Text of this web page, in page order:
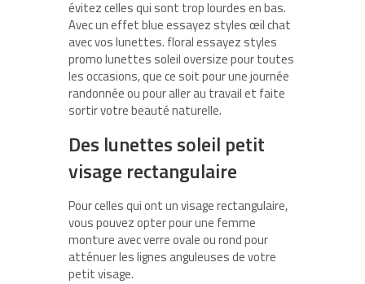
évitez celles qui sont trop lourdes en bas.
Avec un effet blue essayez styles œil chat
avec vos lunettes. floral essayez styles
promo lunettes soleil oversize pour toutes
les occasions, que ce soit pour une journée
randonnée ou pour aller au travail et faite
sortir votre beauté naturelle.
Des lunettes soleil petit
visage rectangulaire
Pour celles qui ont un visage rectangulaire,
vous pouvez opter pour une femme
monture avec verre ovale ou rond pour
atténuer les lignes anguleuses de votre
petit visage.